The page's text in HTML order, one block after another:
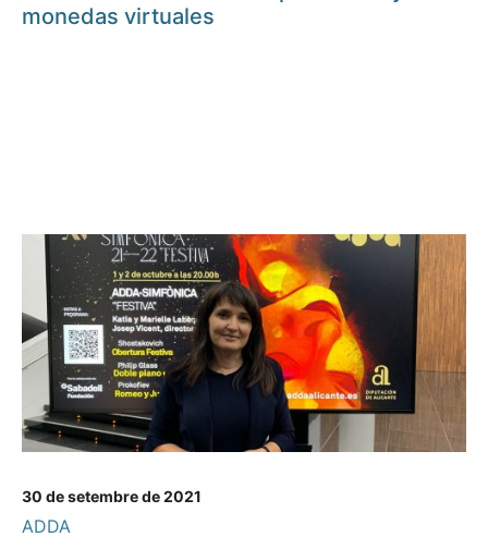
monedas virtuales
30 de setembre de 2021
ADDA